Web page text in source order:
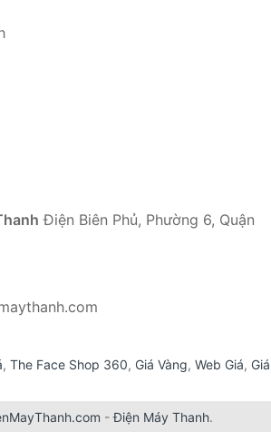
Điện Biên Phủ, Phường 6, Quận
, The Face Shop 360, Giá Vàng, Web Giá, Giá
-Điện Máy Thanh.